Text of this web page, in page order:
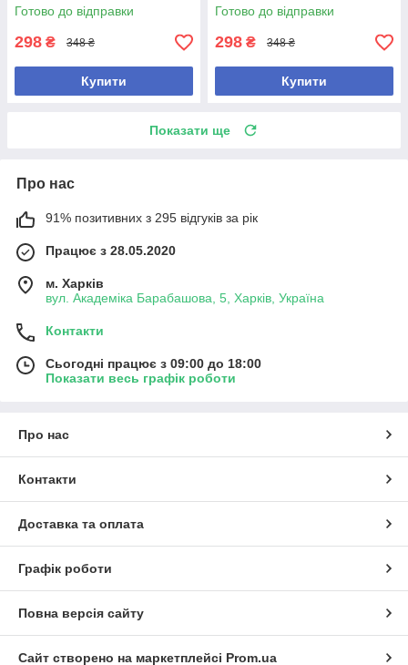
Готово до відправки
298 ₴ 348 ₴
Купити
Готово до відправки
298 ₴ 348 ₴
Купити
Показати ще
Про нас
91% позитивних з 295 відгуків за рік
Працює з 28.05.2020
м. Харків
вул. Академіка Барабашова, 5, Харків, Україна
Контакти
Сьогодні працює з 09:00 до 18:00
Показати весь графік роботи
Про нас
Контакти
Доставка та оплата
Графік роботи
Повна версія сайту
Сайт створено на маркетплейсі Prom.ua